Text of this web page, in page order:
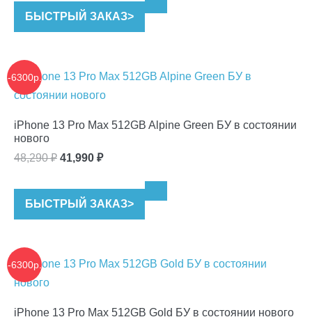
составляла
БЫСТРЫЙ ЗАКАЗ>
-6300р.
iPhone 13 Pro Max 512GB Alpine Green БУ в состоянии
нового
48,290₽ Первоначальная
составляла
41,990 ₽Текущая
БЫСТРЫЙ ЗАКАЗ>
-6300р.
iPhone 13 Pro Max 512GB Gold БУ в состоянии нового